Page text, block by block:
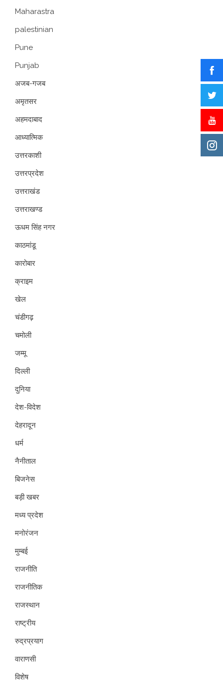
Maharastra
palestinian
Pune
Punjab
अजब-गजब
अमृतसर
अहमदाबाद
आध्यात्मिक
उत्तरकाशी
उत्तरप्रदेश
उत्तराखंड
उत्तराखण्ड
ऊधम सिंह नगर
काठमांडू
कारोबार
क्राइम
खेल
चंडीगढ़
चमोली
जम्मू
दिल्ली
दुनिया
देश-विदेश
देहरादून
धर्म
नैनीताल
बिजनेस
बड़ी खबर
मध्य प्रदेश
मनोरंजन
मुम्बई
राजनीति
राजनीतिक
राजस्थान
राष्ट्रीय
रुद्रप्रयाग
वाराणसी
विशेष